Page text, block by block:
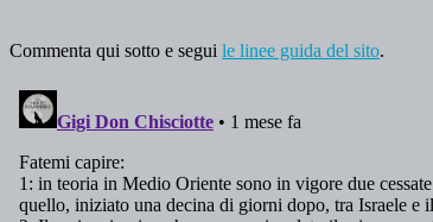
Commenta qui sotto e segui le linee guida del sito.